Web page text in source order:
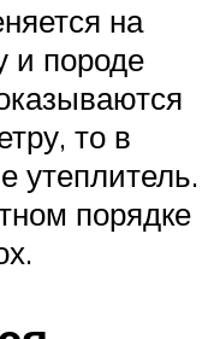
на
и породе
то в
утеплитель.
порядке